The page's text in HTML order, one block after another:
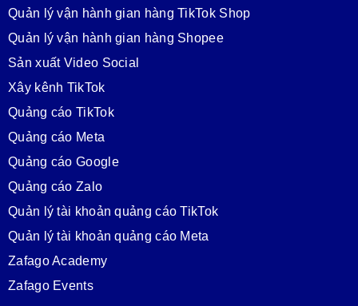
Quản lý vận hành gian hàng TikTok Shop
Quản lý vận hành gian hàng Shopee
Sản xuất Video Social
Xây kênh TikTok
Quảng cáo TikTok
Quảng cáo Meta
Quảng cáo Google
Quảng cáo Zalo
Quản lý tài khoản quảng cáo TikTok
Quản lý tài khoản quảng cáo Meta
Zafago Academy
Zafago Events